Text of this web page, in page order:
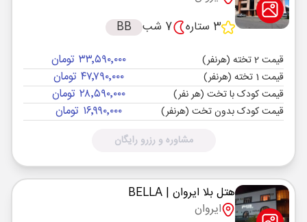
3 ستاره
7 شب BB
قیمت 2 تخته (هرنفر) ۳۳٬۵۹۰٬۰۰۰ تومان
قیمت 1 تخته (هرنفر) ۴۷٬۷۹۰٬۰۰۰ تومان
قیمت کودک با تخت (هر نفر) ۲۸٬۵۹۰٬۰۰۰ تومان
قیمت کودک بدون تخت (هرنفر) ۱۶٬۹۹۰٬۰۰۰ تومان
مشاوره و رزرو رایگان
هتل بلا ایروان | BELLA
ایروان